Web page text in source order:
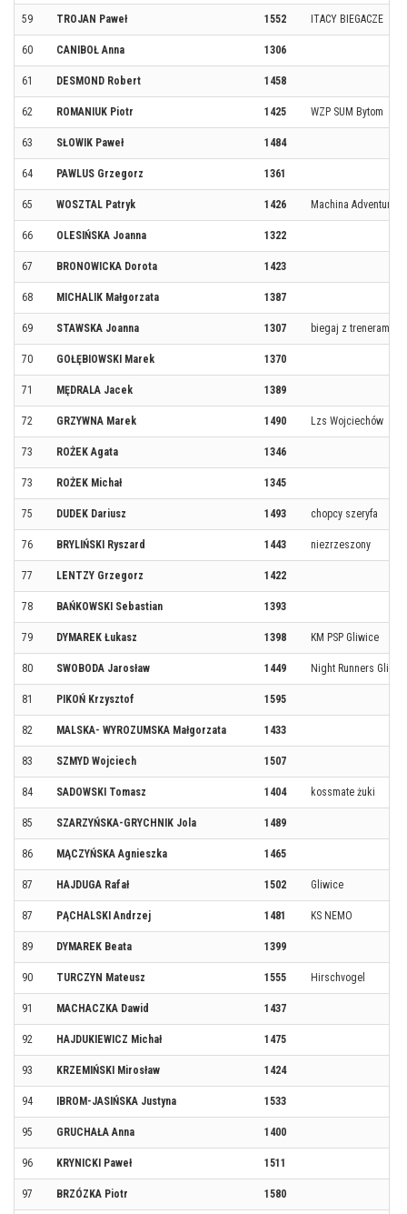
59 TROJAN Paweł 1552 ITACY BIEGACZE
60 CANIBOŁ Anna 1306
61 DESMOND Robert 1458
62 ROMANIUK Piotr 1425 WZP SUM Bytom
63 SŁOWIK Paweł 1484
64 PAWLUS Grzegorz 1361
65 WOSZTAL Patryk 1426 Machina Adventure
66 OLESIŃSKA Joanna 1322
67 BRONOWICKA Dorota 1423
68 MICHALIK Małgorzata 1387
69 STAWSKA Joanna 1307 biegaj z trenerami
70 GOŁĘBIOWSKI Marek 1370
71 MĘDRALA Jacek 1389
72 GRZYWNA Marek 1490 Lzs Wojciechów
73 ROŻEK Agata 1346
73 ROŻEK Michał 1345
75 DUDEK Dariusz 1493 chopcy szeryfa
76 BRYLIŃSKI Ryszard 1443 niezrzeszony
77 LENTZY Grzegorz 1422
78 BAŃKOWSKI Sebastian 1393
79 DYMAREK Łukasz 1398 KM PSP Gliwice
80 SWOBODA Jarosław 1449 Night Runners
81 PIKOŃ Krzysztof 1595
82 MALSKA- WYROZUMSKA Małgorzata 1433
83 SZMYD Wojciech 1507
84 SADOWSKI Tomasz 1404 kossmate żuki
85 SZARZYŃSKA-GRYCHNIK Jola 1489
86 MĄCZYŃSKA Agnieszka 1465
87 HAJDUGA Rafał 1502 Gliwice
87 PĄCHALSKI Andrzej 1481 KS NEMO
89 DYMAREK Beata 1399
90 TURCZYN Mateusz 1555 Hirschvogel
91 MACHACZKA Dawid 1437
92 HAJDUKIEWICZ Michał 1475
93 KRZEMIŃSKI Mirosław 1424
94 IBROM-JASIŃSKA Justyna 1533
95 GRUCHAŁA Anna 1400
96 KRYNICKI Paweł 1511
97 BRZÓZKA Piotr 1580